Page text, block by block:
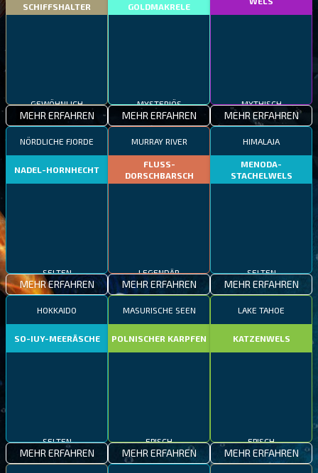
SCHIFFSHALTER
MEHR ERFAHREN
GOLDMAKRELE
MEHR ERFAHREN MEHR ERFAHREN
NÖRDLICHE FJORDE
NADEL-HORNHECHT
MEHR ERFAHREN
MURRAY RIVER
FLUSS-
DORSCHBARSCH
MEHR ERFAHREN
HIMALAJA
MENODA-
STACHELWELS
MEHR ERFAHREN
HOKKAIDO
SO-IUY-MEERÄSCHE
MEHR ERFAHREN
MASURISCHE SEEN
POLNISCHER KARPFEN
MEHR ERFAHREN
LAKE TAHOE
KATZENWELS
MEHR ERFAHREN